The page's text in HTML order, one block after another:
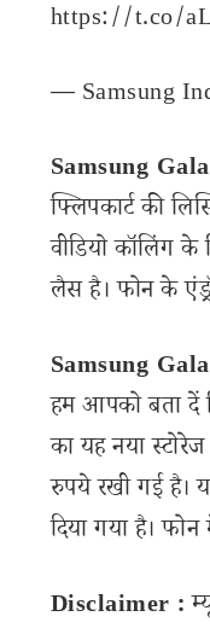
https://t.co/
— Samsung
Samsung
फ्लिपकार्ट की
वीडियो कॉलिंग
लैस है। फोन के
Samsung
हम आपको बता दें
का यह नया
रुपये रखी गई है।
दिया गया है।
Disclaimer :